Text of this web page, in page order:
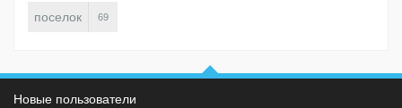
поселок 69
Новые пользователи